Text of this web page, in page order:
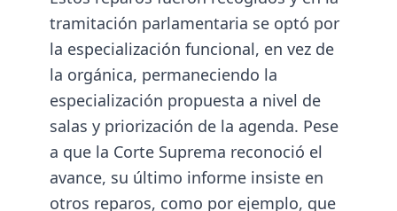
tramitación parlamentaria se optó por
la especialización funcional, en vez de
la orgánica, permaneciendo la
especialización propuesta a nivel de
salas y priorización de la agenda. Pese
a que la Corte Suprema reconoció el
avance, su último informe insiste en
otros reparos, como por ejemplo, que